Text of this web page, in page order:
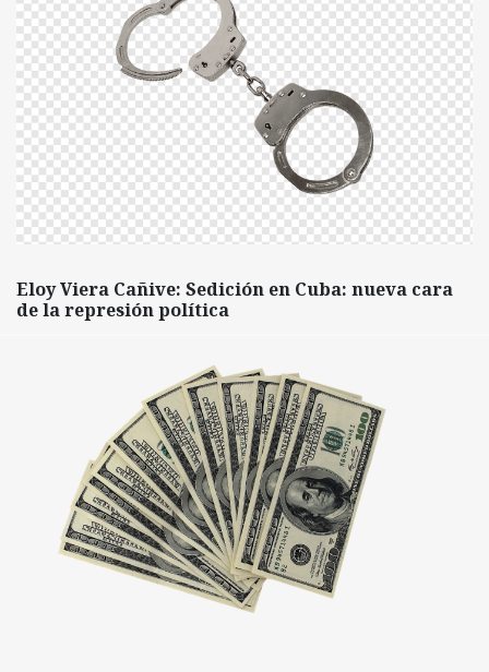
Eloy Viera Cañive: Sedición en Cuba: nueva cara
de la represión política